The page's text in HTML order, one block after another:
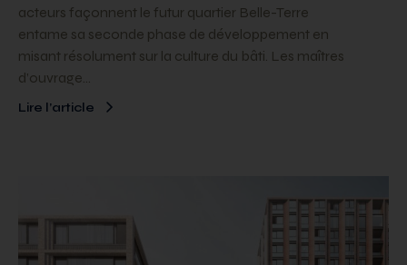
acteurs façonnent le futur quartier Belle-Terre
entame sa seconde phase de développement en
misant résolument sur la culture du bâti. Les maîtres
d’ouvrage…
Lire l’article